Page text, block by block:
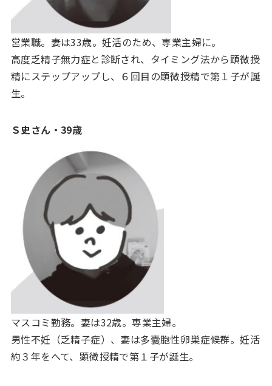
営業職。妻は33歳。妊活のため、専業主婦に。
高度乏精子無力症と診断され、タイミング法から顕微授
精にステップアップし、６回目の顕微授精で第１子が誕
生。
Ｓ史さん・39歳
マスコミ勤務。妻は32歳。専業主婦。
男性不妊（乏精子症）、妻は多嚢胞性卵巣症候群。妊活
約３年をへて、顕微授精で第１子が誕生。